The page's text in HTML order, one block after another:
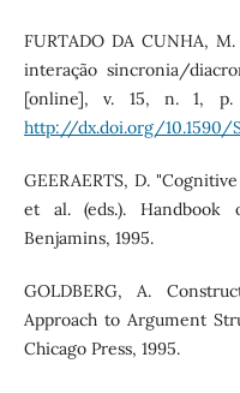
FURTADO DA CUNHA,
interação sincronia/
[online], v. 15, n. 1, p.
http://dx.doi.org/10.1590/
GEERAERTS, D.
et al. (eds.). Handbook
Benjamins, 1995.
GOLDBERG, A.
Approach to Argument
Chicago Press, 1995.